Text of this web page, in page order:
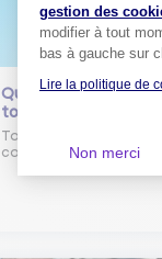
Qu'est-ce que le
tourelle ?
Tout savoir sur le
comment éviter les
gestion des
modifier à tout
bas à gauche sur
Lire la politique de
Non merci